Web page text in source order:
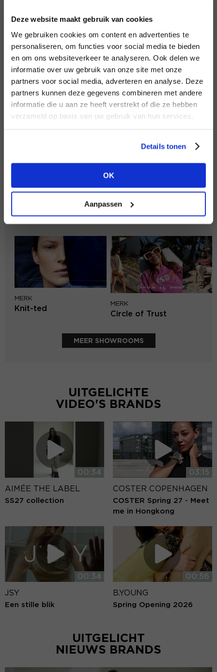
Deze website maakt gebruik van cookies
We gebruiken cookies om content en advertenties te
personaliseren, om functies voor social media te bieden
en om ons websiteverkeer te analyseren. Ook delen we
informatie over uw gebruik van onze site met onze
partners voor social media, adverteren en analyse. Deze
partners kunnen deze gegevens combineren met andere
informatie die u aan ze heeft verstrekt of die ze hebben
verzameld op basis van uw gebruik van hun services.
Details tonen
OK
Aanpassen
INLOGGEN
Wachtwoord
INLOGGEN
NOG GEEN ACCOUNT?
HEB JE NOG GEEN
ACCOUNT?
aan of bekijk de andere mogelijkheden.
BEKIJK ALLE OPTIES
MERK
Aimée the Label
PENN&INK N.Y
MERK
MERK
Lofty Manner
MERK
Knit-ted
MERK
Circle of Trust
MEER SHOWROOMS
UITGELICHTE
VIDEO'S BRANDS
00:34
AIMÉE THE LABEL
SS27 collection
03:15
COSTER COPENHAGEN
COSTER Spring 27 - Meet
me in Hongkong
00:34
JSY
Een stille blik
00:56
B.YOUNG
Spring Opening 2026
UITGELICHT
NIEUWS BRANDS